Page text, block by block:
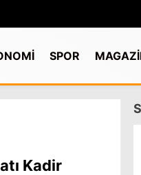
SPOR
Kadir